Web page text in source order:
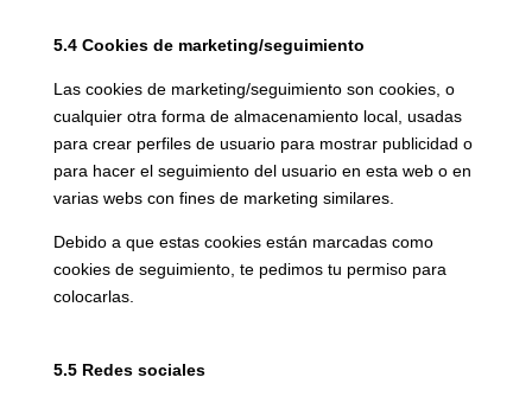
5.4 Cookies de marketing/seguimiento
Las cookies de marketing/seguimiento son cookies, o
cualquier otra forma de almacenamiento local, usadas
para crear perfiles de usuario para mostrar publicidad o
para hacer el seguimiento del usuario en esta web o en
varias webs con fines de marketing similares.
Debido a que estas cookies están marcadas como
cookies de seguimiento, te pedimos tu permiso para
colocarlas.
5.5 Redes sociales